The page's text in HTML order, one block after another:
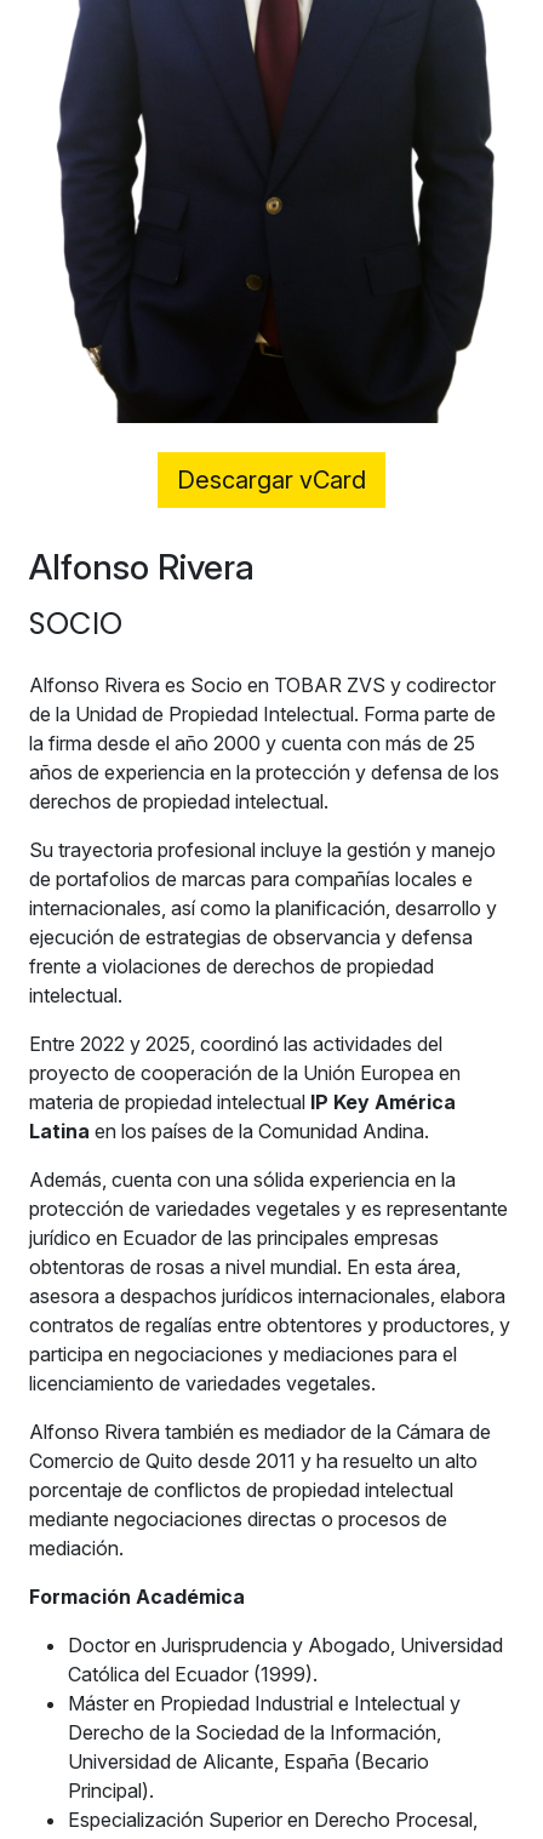
Descargar vCard
Alfonso Rivera
SOCIO
Alfonso Rivera es Socio en TOBAR ZVS y codirector
de la Unidad de Propiedad Intelectual. Forma parte de
la firma desde el año 2000 y cuenta con más de 25
años de experiencia en la protección y defensa de los
derechos de propiedad intelectual.
Su trayectoria profesional incluye la gestión y manejo
de portafolios de marcas para compañías locales e
internacionales, así como la planificación, desarrollo y
ejecución de estrategias de observancia y defensa
frente a violaciones de derechos de propiedad
intelectual.
Entre 2022 y 2025, coordinó las actividades del
proyecto de cooperación de la Unión Europea en
materia de propiedad intelectual IP Key América
Latina en los países de la Comunidad Andina.
Además, cuenta con una sólida experiencia en la
protección de variedades vegetales y es representante
jurídico en Ecuador de las principales empresas
obtentoras de rosas a nivel mundial. En esta área,
asesora a despachos jurídicos internacionales, elabora
contratos de regalías entre obtentores y productores, y
participa en negociaciones y mediaciones para el
licenciamiento de variedades vegetales.
Alfonso Rivera también es mediador de la Cámara de
Comercio de Quito desde 2011 y ha resuelto un alto
porcentaje de conflictos de propiedad intelectual
mediante negociaciones directas o procesos de
mediación.
Formación Académica
Doctor en Jurisprudencia y Abogado, Universidad
Católica del Ecuador (1999).
Máster en Propiedad Industrial e Intelectual y
Derecho de la Sociedad de la Información,
Universidad de Alicante, España (Becario
Principal).
Especialización Superior en Derecho Procesal,